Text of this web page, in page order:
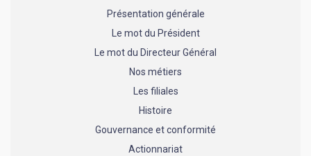
Présentation générale
Le mot du Président
Le mot du Directeur Général
Nos métiers
Les filiales
Histoire
Gouvernance et conformité
Actionnariat